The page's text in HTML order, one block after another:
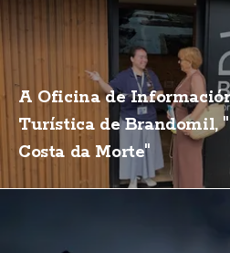
A Oficina de
Turística de Brandomil,
Costa da Morte"